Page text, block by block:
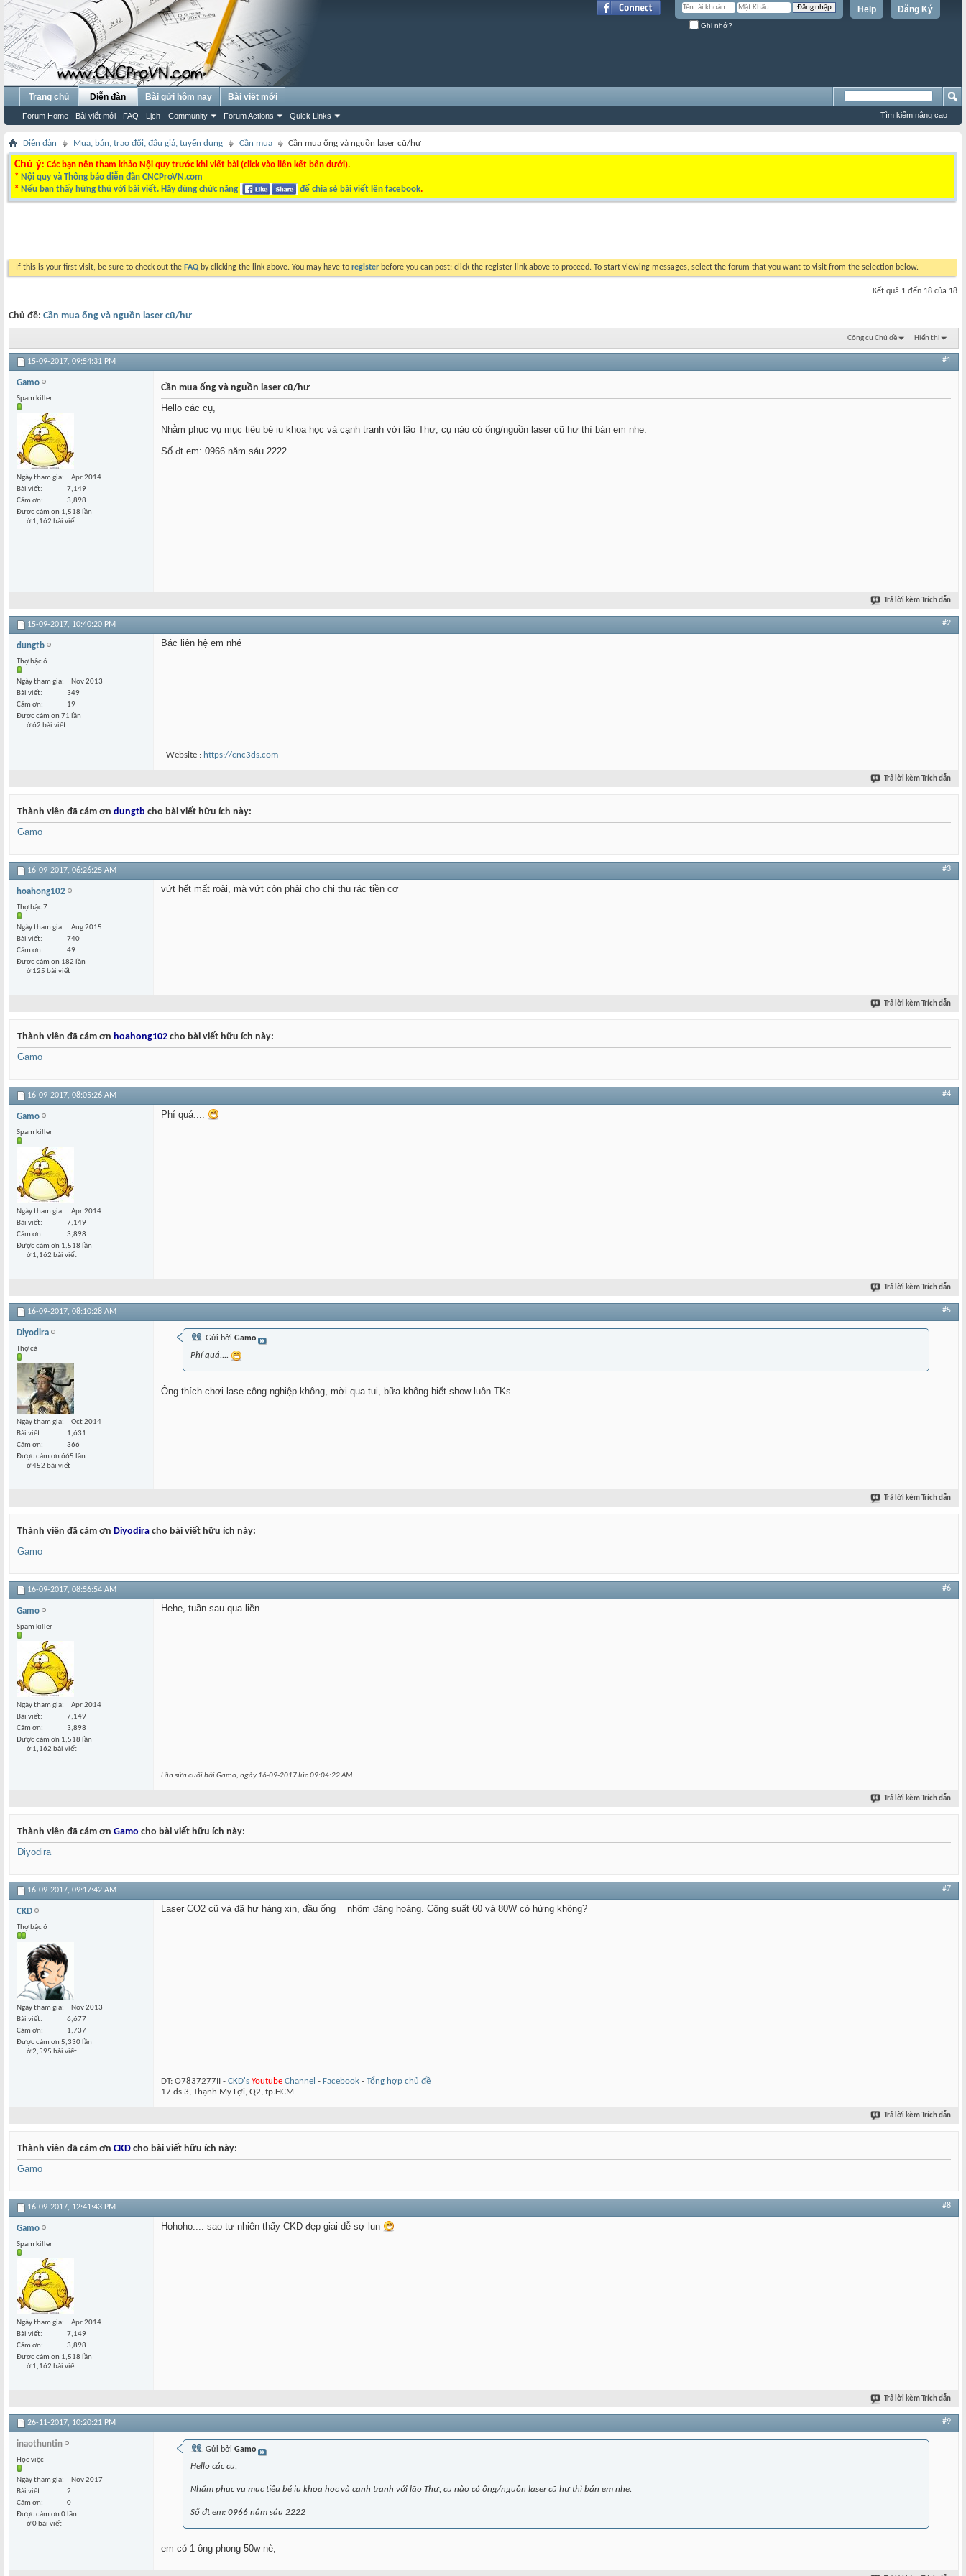
Đăng Ký
Help
Ghi nhớ?
Trang chủ Diễn đàn
Forum Home Bài viết mới FAQ Lịch Community Forum Actions Quick Links
Bài gửi hôm nay Bài viết mới
Tìm kiếm nâng cao
Diễn đàn Mua, bán, trao đổi, đấu giá, tuyển dụng Cần mua Cần mua ống và nguồn laser cũ/hư
Chú ý: Các bạn nên tham khảo Nội quy trước khi viết bài (click vào liên kết bên dưới).
* Nội quy và Thông báo diễn đàn CNCProVN.com
* Nếu bạn thấy hứng thú với bài viết. Hãy dùng chức năng để chia sẻ bài viết lên facebook.
If this is your first visit, be sure to check out the FAQ by clicking the link above. You may have to register before you can post: click the register link above to proceed. To start viewing messages, select the forum that you want to visit from the selection below.
Kết quả 1 đến 18 của 18
Chủ đề: Cần mua ống và nguồn laser cũ/hư
Công cụ Chủ đề Hiển thị
15-09-2017, 09:54:31 PM #1
Gamo
Spam killer
Ngày tham gia
Apr 2014
Bài viết
7,149
Cám ơn
3,898
Được cám ơn 1,518 lần
ở 1,162 bài viết
Cần mua ống và nguồn laser cũ/hư
Hello các cụ,
Nhằm phục vụ mục tiêu bé iu khoa học và cạnh tranh với lão Thư, cụ nào có ống/nguồn laser cũ hư thì bán em nhe.
Số đt em: 0966 năm sáu 2222
Trả lời kèm Trích dẫn
15-09-2017, 10:40:20 PM #2
dungtb
Thợ bậc 6
Ngày tham gia
Nov 2013
Bài viết
349
Cám ơn
19
Được cám ơn 71 lần
ở 62 bài viết
Bác liên hệ em nhé
- Website : https://cnc3ds.com
Trả lời kèm Trích dẫn
Thành viên đã cám ơn dungtb cho bài viết hữu ích này:
Gamo
16-09-2017, 06:26:25 AM #3
hoahong102
Thợ bậc 7
Ngày tham gia
Aug 2015
Bài viết
740
Cám ơn
49
Được cám ơn 182 lần
ở 125 bài viết
vứt hết mất roài, mà vứt còn phải cho chị thu rác tiền cơ
Trả lời kèm Trích dẫn
Thành viên đã cám ơn hoahong102 cho bài viết hữu ích này:
Gamo
16-09-2017, 08:05:26 AM #4
Gamo
Spam killer
Ngày tham gia
Apr 2014
Bài viết
7,149
Cám ơn
3,898
Được cám ơn 1,518 lần
ở 1,162 bài viết
Phí quá....
Trả lời kèm Trích dẫn
16-09-2017, 08:10:28 AM #5
Diyodira
Thợ cả
Ngày tham gia
Oct 2014
Bài viết
1,631
Cám ơn
366
Được cám ơn 665 lần
ở 452 bài viết
Gửi bởi Gamo
Phí quá....
Ông thích chơi lase công nghiệp không, mời qua tui, bữa không biết show luôn.TKs
Trả lời kèm Trích dẫn
Thành viên đã cám ơn Diyodira cho bài viết hữu ích này:
Gamo
16-09-2017, 08:56:54 AM #6
Gamo
Spam killer
Ngày tham gia
Apr 2014
Bài viết
7,149
Cám ơn
3,898
Được cám ơn 1,518 lần
ở 1,162 bài viết
Hehe, tuần sau qua liền...
Lần sửa cuối bởi Gamo, ngày 16-09-2017 lúc09:04:22 AM.
Trả lời kèm Trích dẫn
Thành viên đã cám ơn Gamo cho bài viết hữu ích này:
Diyodira
16-09-2017, 09:17:42 AM #7
CKD
Thợ bậc 6
Ngày tham gia
Nov 2013
Bài viết
6,677
Cám ơn
1,737
Được cám ơn 5,330 lần
ở 2,595 bài viết
Laser CO2 cũ và đã hư hàng xịn, đầu ống = nhôm đàng hoàng. Công suất 60 và 80W có hứng không?
DT: O7837277II - CKD's Youtube Channel - Facebook - Tổng hợp chủ đề
17 ds 3, Thạnh Mỹ Lợi, Q2, tp.HCM
Trả lời kèm Trích dẫn
Thành viên đã cám ơn CKD cho bài viết hữu ích này:
Gamo
16-09-2017, 12:41:43 PM #8
Gamo
Spam killer
Ngày tham gia
Apr 2014
Bài viết
7,149
Cám ơn
3,898
Được cám ơn 1,518 lần
ở 1,162 bài viết
Hohoho.... sao tư nhiên thấy CKD đẹp giai dễ sợ lun
Trả lời kèm Trích dẫn
26-11-2017, 10:20:21 PM #9
inaothuntin
Học việc
Ngày tham gia
Nov 2017
Bài viết
2
Cám ơn
0
Được cám ơn 0 lần
ở 0 bài viết
Gửi bởi Gamo
Hello các cụ,
Nhằm phục vụ mục tiêu bé iu khoa học và cạnh tranh với lão Thư, cụ nào có ống/nguồn laser cũ hư thì bán em nhe.
Số đt em: 0966 năm sáu 2222
em có 1 ông phong 50w nè,